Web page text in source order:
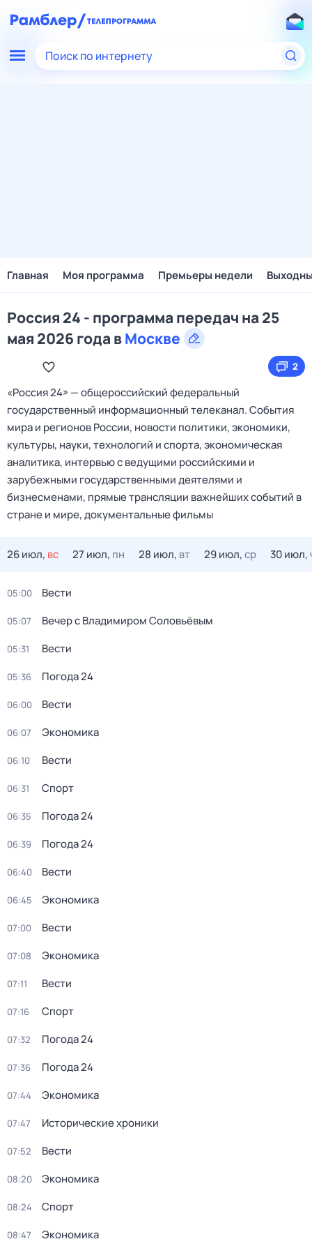
Поиск по интернету
Главная Моя программа Премьеры недели
Россия 24 - программа передач на 25
мая 2026 года вМоскве
2
«Россия 24» — общероссийский федеральный
государственный информационный телеканал. События
мира и регионов России, новости политики, экономики,
культуры, науки, технологий и спорта, экономическая
аналитика, интервью с ведущими российскими и
зарубежными государственными деятелями и
бизнесменами, прямые трансляции важнейших событий в
стране и мире, документальные фильмы
26 июл, вс 27 июл, пн 28 июл, вт 29 июл,ср 30 июл,
05:00 Вести
05:07 Вечер с Владимиром Соловьёвым
05:31 Вести
05:36 Погода 24
06:00 Вести
06:07 Экономика
06:10 Вести
06:31 Спорт
06:35 Погода 24
06:39 Погода 24
06:40 Вести
06:45 Экономика
07:00 Вести
07:08 Экономика
07:11 Вести
07:16 Спорт
07:32 Погода 24
07:36 Погода 24
07:44 Экономика
07:47 Исторические хроники
07:52 Вести
08:20 Экономика
08:24 Спорт
08:47 Экономика